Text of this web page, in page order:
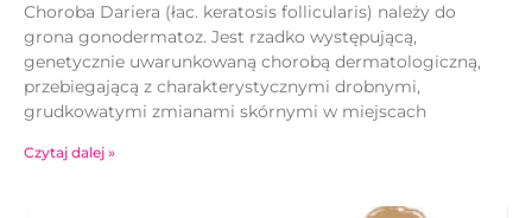
Choroba Dariera (łac. keratosis follicularis) należy do
grona gonodermatoz. Jest rzadko występującą,
genetycznie uwarunkowaną chorobą dermatologiczną,
przebiegającą z charakterystycznymi drobnymi,
grudkowatymi zmianami skórnymi w miejscach
Czytaj dalej »